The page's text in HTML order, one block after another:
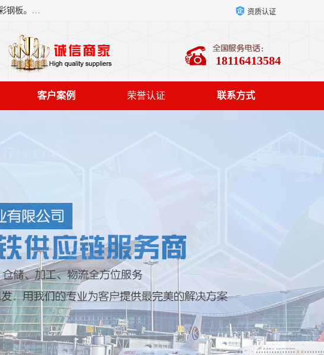
上海轩本实业有限公司主营产品：宝钢彩钢板、宝钢彩钢卷、宝钢彩涂板、宝钢彩涂卷、宝钢高耐候彩钢板，宝钢氟碳彩钢板。是一家集钢铁贸易，物流、加工为一体的产业全配套公司。 资质认证
18116413584
客户案例 荣誉认证 联系方式